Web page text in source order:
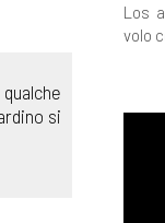
si
Los
volo